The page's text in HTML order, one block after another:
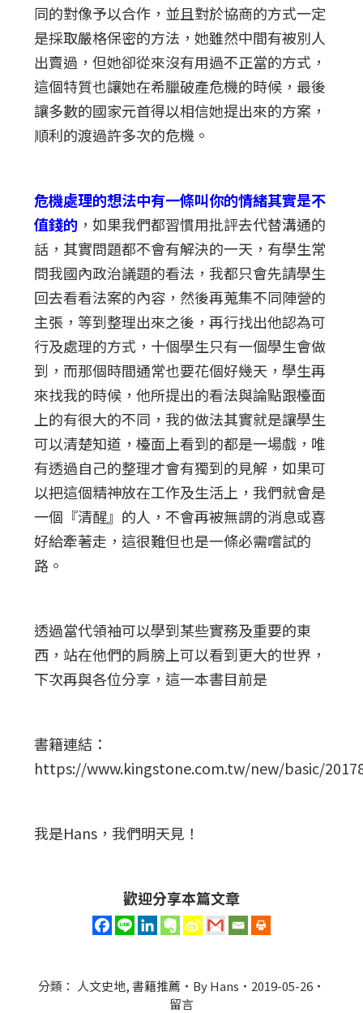
同的對像予以合作，並且對於協商的方式一定
是採取嚴格保密的方法，她雖然中間有被別人
出賣過，但她卻從來沒有用過不正當的方式，
這個特質也讓她在希臘破產危機的時候，最後
讓多數的國家元首得以相信她提出來的方案，
順利的渡過許多次的危機。
危機處理的想法中有一條叫你的情緒其實是不
值錢的 ，如果我們都習慣用批評去代替溝通的
話，其實問題都不會有解決的一天，有學生常
問我國內政治議題的看法，我都只會先請學生
回去看看法案的內容，然後再蒐集不同陣營的
主張，等到整理出來之後，再行找出他認為可
行及處理的方式，十個學生只有一個學生會做
到，而那個時間通常也要花個好幾天，學生再
來找我的時候，他所提出的看法與論點跟檯面
上的有很大的不同，我的做法其實就是讓學生
可以清楚知道，檯面上看到的都是一場戲，唯
有透過自己的整理才會有獨到的見解，如果可
以把這個精神放在工作及生活上，我們就會是
一個『清醒』的人，不會再被無謂的消息或喜
好給牽著走，這很難但也是一條必需嚐試的
路。
透過當代領袖可以學到某些實務及重要的東
西，站在他們的肩膀上可以看到更大的世界，
下次再與各位分享，這一本書目前是
書籍連結：
https://www.kingstone.com.tw/new/basic/
我是Hans，我們明天見！
歡迎分享本篇文章
分類： 人文史地,書籍推薦 ByHans
2019-05-26
留言